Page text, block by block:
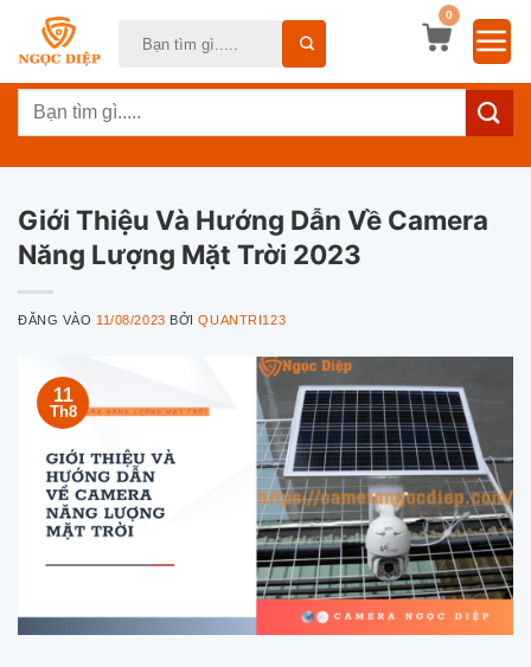
dung
0
Tìm
Giới Thiệu Và Hướng Dẫn Về Camera
Năng Lượng Mặt Trời 2023
ĐĂNG VÀO 11/08/2023 BỞIQUANTRI123
11
Th8